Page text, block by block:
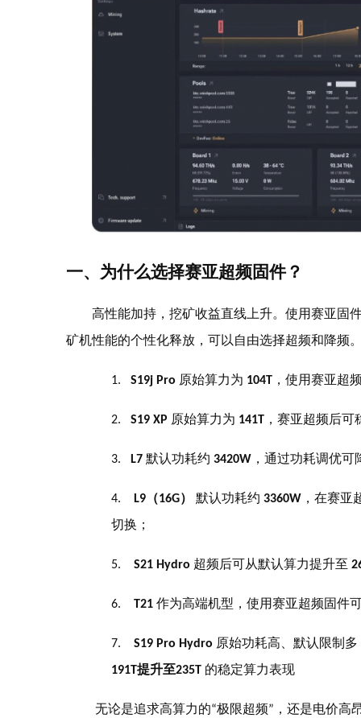
一、为什么选择赛亚超频固件？
高性能加持，挖矿收益直线上升。使用赛亚固
矿机性能的个性化释放，可以自由选择超频和降频
1. S19j Pro 原始算力为 104T ，使用赛亚超
2. S19 XP 原始算力为 141T ，赛亚超频后可
3. L7 默认功耗约 3420W ，通过功耗调优可
4. L9 （16G） 默认功耗约 3360W ，在赛亚
切换；
5. S21 Hydro 超频后可从默认算力提升至
6. T21 作为高端机型，使用赛亚超频固件
7. S19 Pro Hydro 原始功耗高、默认限制
191T提升至235T 的稳定算力表现
无论是追求高算力的“极限超频” ，还是电价高